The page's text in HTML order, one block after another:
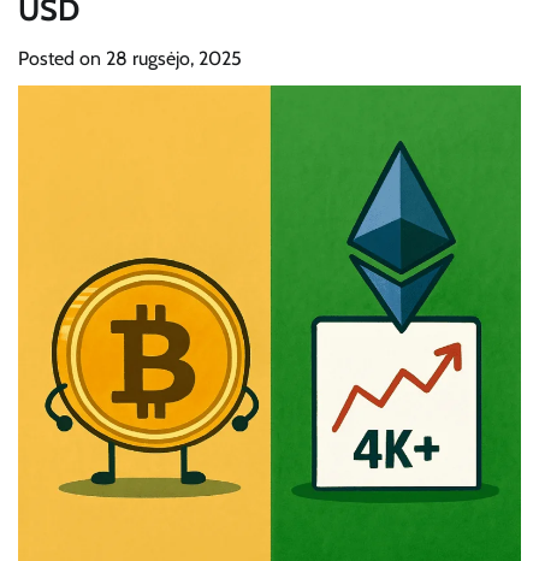
USD
Posted on 28 rugsėjo, 2025